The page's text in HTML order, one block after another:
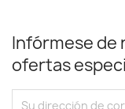
Infórmese de
ofertas